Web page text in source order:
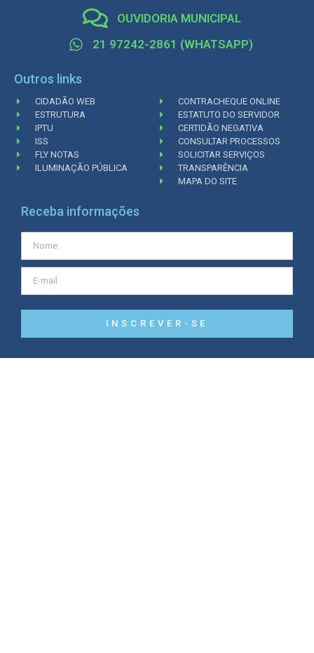
OUVIDORIA MUNICIPAL
21 97242-2861 (WHATSAPP)
Outros links
CIDADÃO WEB
ESTRUTURA
IPTU
ISS
FLY NOTAS
ILUMINAÇÃO PÚBLICA
CONTRACHEQUE ONLINE
ESTATUTO DO SERVIDOR
CERTIDÃO NEGATIVA
CONSULTAR PROCESSOS
SOLICITAR SERVIÇOS
TRANSPARÊNCIA
MAPA DO SITE
Receba informações
INSCREVER-SE